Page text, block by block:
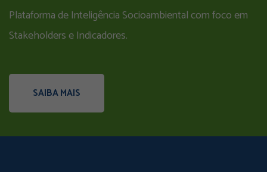
Plataforma de Inteligência Socioambiental com foco em
Stakeholders e Indicadores.
SAIBA MAIS